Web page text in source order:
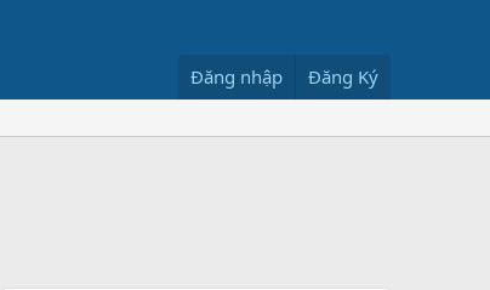
Đăng nhập Đăng Ký